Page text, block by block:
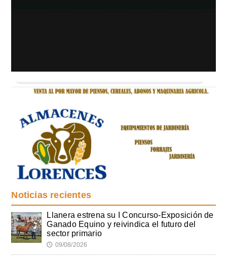
Noticias recientes
Llanera estrena su I Concurso-Exposición de
Ganado Equino y reivindica el futuro del
sector primario
🕔 09/08/2026